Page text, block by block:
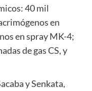
40 mil
en
en spray MK-4;
de gas CS, y
y Senkata,